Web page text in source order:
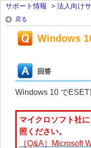
サポート情報 > 法人向け
戻る
Windows
回答
Windows 10 で
マイクロソフト社
照ください。
［Q&A］Microsoft